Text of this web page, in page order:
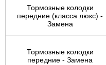
Тормозные колодки
передние (класса люкс) -
Замена
Тормозные колодки
передние - Замена